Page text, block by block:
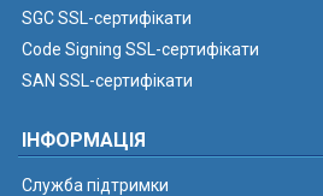
SGC SSL-сертифікати
Code Signing SSL-сертифікати
SAN SSL-сертифікати
ІНФОРМАЦІЯ
Служба підтримки